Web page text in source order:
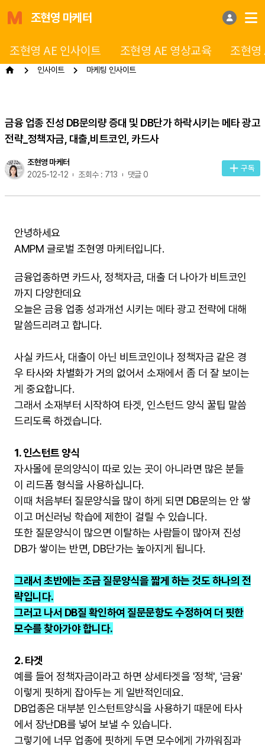
조현영 마케터
조현영 AE 인사이트 조현영 AE 영상교육 조현영
인사이트 마케팅 인사이트
금융 업종 진성 DB문의량 증대 및 DB단가 하락시키는 메타 광고
전략_정책자금, 대출,비트코인, 카드사
조현영 마케터
2025-12-12
조회수 : 713 댓글 0
구독
안녕하세요
AMPM 글로벌 조현영 마케터입니다.
금융업종하면 카드사, 정책자금, 대출 더 나아가 비트코인
까지 다양한데요
오늘은 금융 업종 성과개선 시키는 메타 광고 전략에 대해
말씀드리려고 합니다.
사실 카드사, 대출이 아닌 비트코인이나 정책자금 같은 경
우 타사와 차별화가 거의 없어서 소재에서 좀 더 잘 보이는
게 중요합니다.
그래서 소재부터 시작하여 타겟, 인스턴드 양식 꿀팁 말씀
드리도록 하겠습니다.
1. 인스턴트 양식
자사몰에 문의양식이 따로 있는 곳이 아니라면 많은 분들
이 리드폼 형식을 사용하십니다.
이때 처음부터 질문양식을 많이 하게 되면 DB문의는 안 쌓
이고 머신러닝 학습에 제한이 걸릴 수 있습니다.
또한 질문양식이 많으면 이탈하는 사람들이 많아져 진성
DB가 쌓이는 반면, DB단가는 높아지게 됩니다.
그래서 초반에는 조금 질문양식을 짧게 하는 것도 하나의 전
략입니다.
그러고 나서 DB질 확인하여 질문문항도 수정하여 더 핏한
모수를 찾아가야 합니다.
2. 타겟
예를 들어 정책자금이라고 하면 상세타겟을 '정책', '금융'
이렇게 핏하게 잡아두는 게 일반적인데요.
DB업종은 대부분 인스턴트양식을 사용하기 때문에 타사
에서 장난DB를 넣어 보낼 수 있습니다.
그렇기에 너무 업종에 핏하게 두면 모수에게 가까워짐과